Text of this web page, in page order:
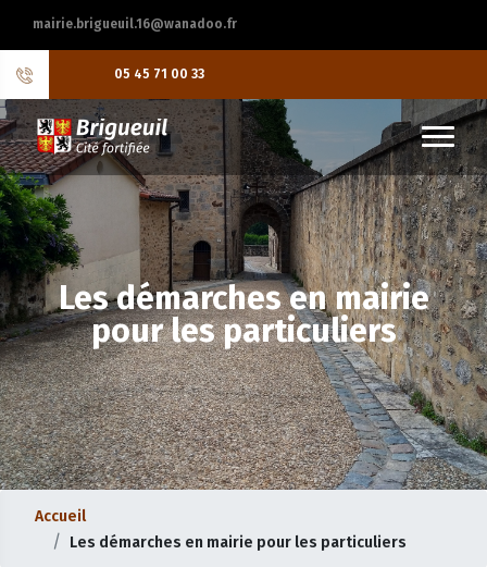
mairie.brigueuil.16@wanadoo.fr
05 45 71 00 33
Les démarches en mairie
pour les particuliers
Accueil
Les démarches en mairie pour les particuliers